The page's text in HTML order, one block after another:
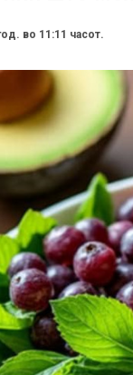
во 11:11 часот.